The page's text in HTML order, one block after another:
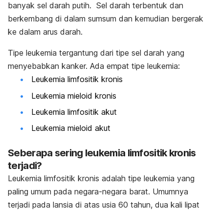
banyak sel darah putih. Sel darah terbentuk dan
berkembang di dalam sumsum dan kemudian bergerak
ke dalam arus darah.
Tipe leukemia tergantung dari tipe sel darah yang
menyebabkan kanker. Ada empat tipe leukemia:
Leukemia limfositik kronis
Leukemia mieloid kronis
Leukemia limfositik akut
Leukemia mieloid akut
Seberapa sering leukemia limfositik kronis
terjadi?
Leukemia limfositik kronis adalah tipe leukemia yang
paling umum pada negara-negara barat. Umumnya
terjadi pada lansia di atas usia 60 tahun, dua kali lipat